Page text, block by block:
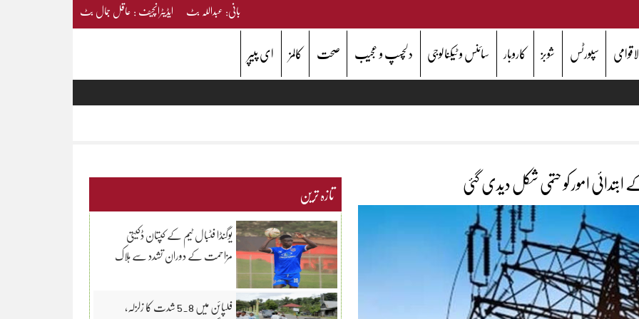
بانی: عبداللہ بٹ ایڈیٹرانچیف : عاقل جمال بٹ
سپورٹس شوبز کاروبار سائنس و ٹیکنالوجی دلچسپ و عجیب صحت کالمز ای پیپر
امور کو حتمی شکل دیدی گئی تازہ ترین
یوگنڈا فٹبال ٹیم کے کپتان ڈکیتی
مزاحمت کے دوران تشدد سے ہلاک
فلپائن میں 5.8 شدت کا زلزلہ،